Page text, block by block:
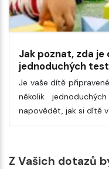
Jak poznat, zda je
jednoduchých
Je vaše dítě
několik
napovědět, jak si dítě
Z Vašich dotazů